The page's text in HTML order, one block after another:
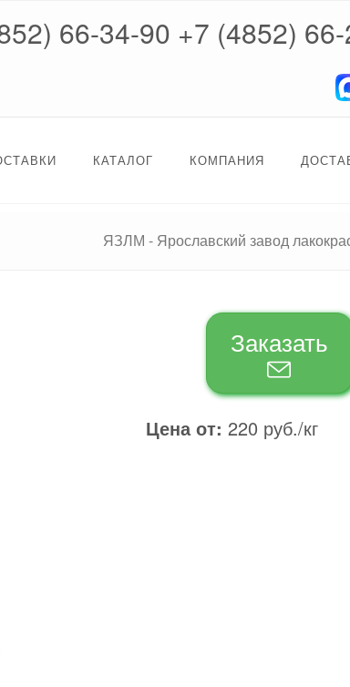
66-34-90 +7 (4852)
КАТАЛОГ КОМПАНИЯ
ЯЗЛМ - Ярославский завод
Заказать
Цена от: 220 руб./кг